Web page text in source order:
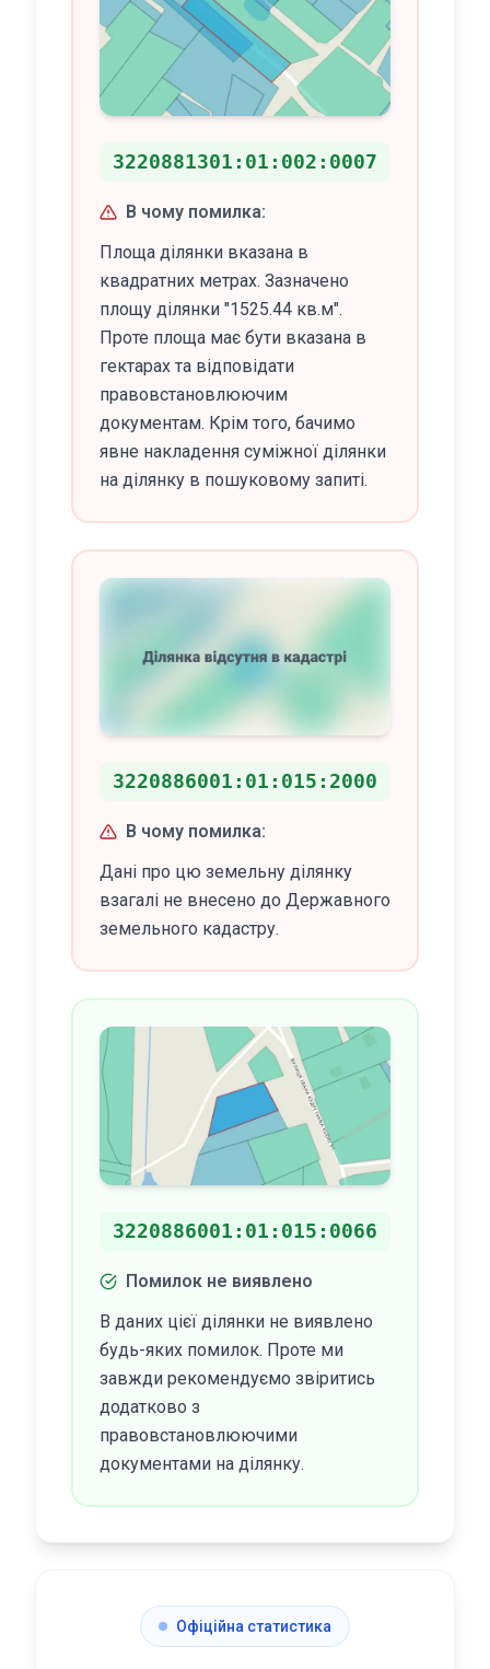
3220881301:01:002:0007
В чому помилка:
Площа ділянки вказана в
квадратних метрах. Зазначено
площу ділянки "1525.44 кв.м".
Проте площа має бути вказана в
гектарах та відповідати
правовстановлюючим
документам. Крім того, бачимо
явне накладення суміжної ділянки
на ділянку в пошуковому запиті.
3220886001:01:015:2000
В чому помилка:
Дані про цю земельну ділянку
взагалі не внесено до Державного
земельного кадастру.
3220886001:01:015:0066
Помилок не виявлено
В даних цієї ділянки не виявлено
будь-яких помилок. Проте ми
завжди рекомендуємо звіритись
додатково з
правовстановлюючими
документами на ділянку.
Офіційна статистика